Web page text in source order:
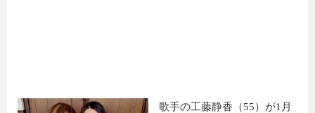
歌手の工藤静香（55）が1月